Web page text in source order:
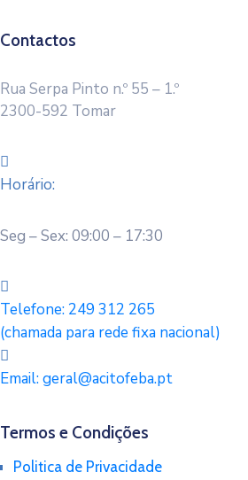
Contactos
Rua Serpa Pinto n.º 55 – 1.º
2300-592 Tomar
Horário:
Seg – Sex: 09:00 – 17:30
Telefone: 249 312 265
(chamada para rede fixa nacional)
Email:geral@acitofeba.pt
Termos e Condições
Politica de Privacidade